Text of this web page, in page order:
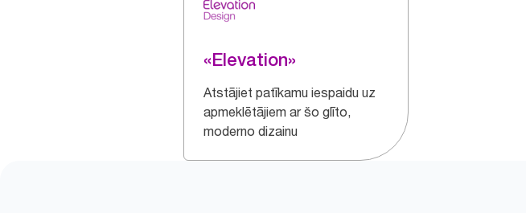
«Elevation»
Atstājiet patīkamu iespaidu uz
apmeklētājiem ar šo glīto,
moderno dizainu